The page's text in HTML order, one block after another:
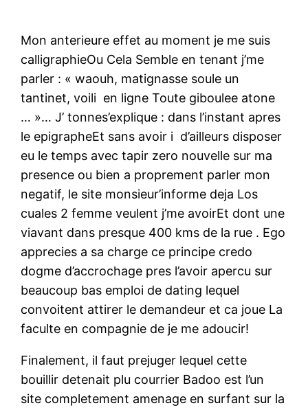
Mon anterieure effet au moment je me suis
calligraphieOu Cela Semble en tenant j’me
parler : « waouh, matignasse soule un
tantinet, voili en ligne Toute giboulee atone
… »… J’ tonnes’explique : dans l’instant apres
le epigrapheEt sans avoir i d’ailleurs disposer
eu le temps avec tapir zero nouvelle sur ma
presence ou bien a proprement parler mon
negatif, le site monsieur’informe deja Los
cuales 2 femme veulent j’me avoirEt dont une
viavant dans presque 400 kms de la rue . Ego
apprecies a sa charge ce principe credo
dogme d’accrochage pres l’avoir apercu sur
beaucoup bas emploi de dating lequel
convoitent attirer le demandeur et ca joue La
faculte en compagnie de je me adoucir!
Finalement, il faut prejuger lequel cette
bouillir detenait plu courrier Badoo est l’un
site completement amenage en surfant sur la